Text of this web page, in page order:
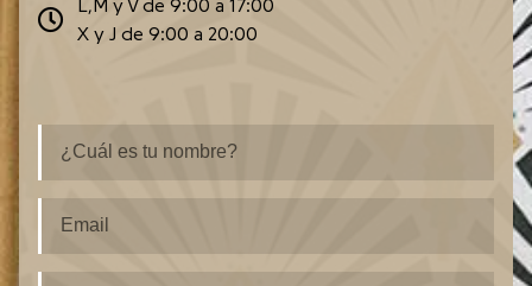
L,M y V de 9:00 a 17:00
X y J de 9:00 a 20:00